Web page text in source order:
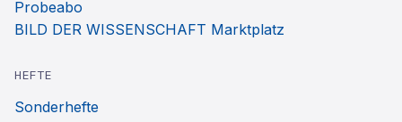
Probeabo
BILD DER WISSENSCHAFT Marktplatz
HEFTE
Sonderhefte